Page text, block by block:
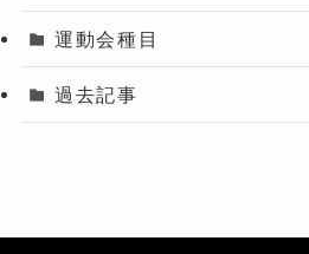
運動会種目
過去記事